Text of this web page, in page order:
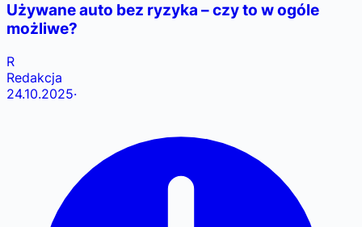
Używane auto bez ryzyka – czy to w ogóle
możliwe?
R
Redakcja
24.10.2025·